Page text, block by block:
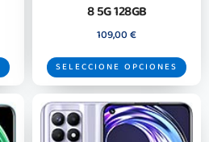
8 5G 128GB
109,00€
SELECCIONE OPCIONES